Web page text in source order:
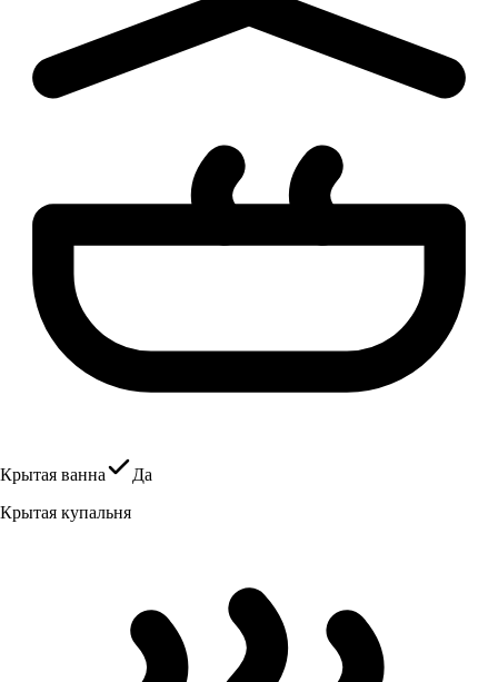
Крытая ванна
Да
Крытая купальня